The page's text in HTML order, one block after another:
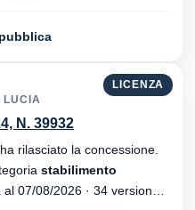
LICENZA
LUCIA
N. 39932
rilasciato la concessione.
stabilimento